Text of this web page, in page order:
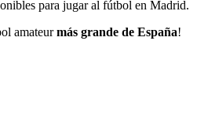
para jugar al fútbol en Madrid.
amateurmás grande de España!